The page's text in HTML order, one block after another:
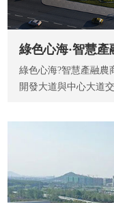
綠色心海?智慧產融農
開發大道與中心大道